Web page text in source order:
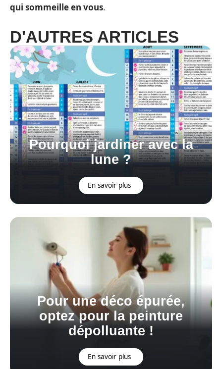
qui sommeille en vous.
D'AUTRES ARTICLES
Pourquoi jardiner avec la
lune ?
En savoir plus
Pour une déco épurée,
optez pour la peinture
dépolluante !
En savoir plus